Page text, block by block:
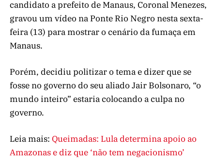
candidato a prefeito de Manaus, Coronal Menezes,
gravou um vídeo na Ponte Rio Negro nesta sexta-
feira (13) para mostrar o cenário da fumaça em
Manaus.
Porém, decidiu politizar o tema e dizer que se
fosse no governo do seu aliado Jair Bolsonaro, “o
mundo inteiro” estaria colocando a culpa no
governo.
Leia mais: Queimadas: Lula determina apoio ao
Amazonas e diz que ‘não tem negacionismo’